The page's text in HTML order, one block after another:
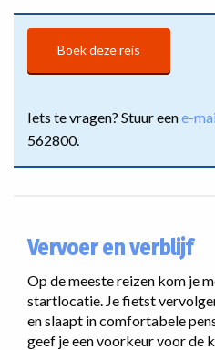
Boek deze reis
Iets te vragen? Stuur eene-
562800.
Vervoer en verblijf
Op de meeste reizen kom je
startlocatie. Je fietst
en slaapt in comfortabele
geef je een voorkeur voor de